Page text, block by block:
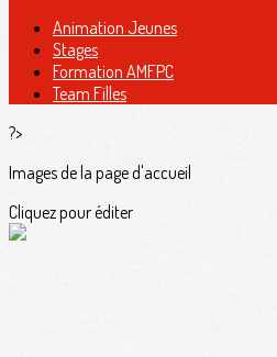
Animation Jeunes
Stages
Formation AMFPC
Team Filles
?>
Images de la page d'accueil
Cliquez pour éditer